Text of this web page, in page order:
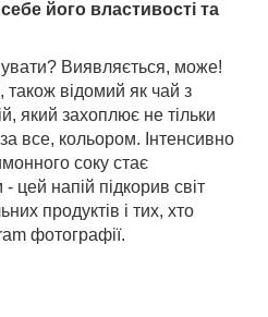
його властивості та
Виявляється, може!
відомий як чай з
який захоплює не тільки
все, кольором. Інтенсивно
соку стає
напій підкорив світ
продуктів і тих, хто
фотографії.